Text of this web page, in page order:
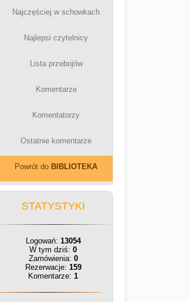
Najczęściej w schowkach
Najlepsi czytelnicy
Lista przebojów
Komentarze
Komentatorzy
Ostatnie komentarze
Powrót do BIBLIOTEKA
STATYSTYKI
Logowań: 13054
W tym dziś: 0
Zamówienia: 0
Rezerwacje: 159
Komentarze: 1